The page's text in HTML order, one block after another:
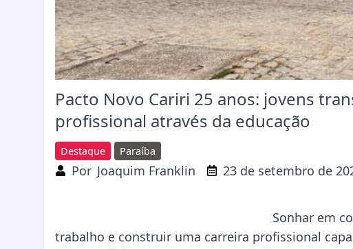
Pacto Novo Cariri 25 anos: jovens
profissional através da educação
Destaque Paraíba
Por Joaquim Franklin 23 de setembro de
Sonhar em
trabalho e construir uma carreira profissional